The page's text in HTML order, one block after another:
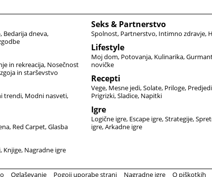
Bedarija dneva
in rekreacija Nosečnost
in starševstvo
trendi Modni nasveti
Red Carpet Glasba
Knjige Nagradne igre
Seks & Partnerstvo
Spolnost Partnerstvo Intimno zdravje
Lifestyle
Moj dom Potovanja Kulinarika
novičke
Recepti
Vege Mesne jedi Solate Priloge
Prigrizki Sladice Napitki
Igre
Logične igre Escape igre Strategije
igre Arkadne igre
Oglaševanje Pogoji uporabe strani Nagradne igre O piškotkih